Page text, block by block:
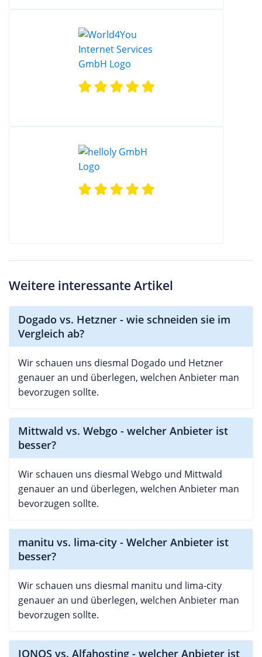
Weitere interessante Artikel
Dogado vs. Hetzner - wie schneiden sie im
Vergleich ab?
Wir schauen uns diesmal Dogado und Hetzner
genauer an und überlegen, welchen Anbieter man
bevorzugen sollte.
Mittwald vs. Webgo - welcher Anbieter ist
besser?
Wir schauen uns diesmal Webgo und Mittwald
genauer an und überlegen, welchen Anbieter man
bevorzugen sollte.
manitu vs. lima-city - Welcher Anbieter ist
besser?
Wir schauen uns diesmal manitu und lima-city
genauer an und überlegen, welchen Anbieter man
bevorzugen sollte.
IONOS vs. Alfahosting - welcher Anbieter ist